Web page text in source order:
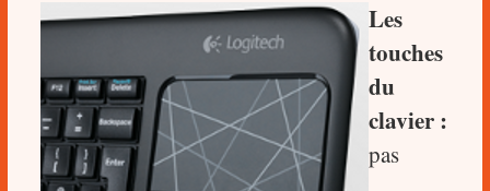
Les
touches
du
clavier :
pas